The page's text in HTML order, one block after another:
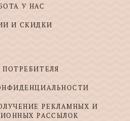
У НАС
И СКИДКИ
ПОТРЕБИТЕЛЯ
РЕКЛАМНЫХ И
РАССЫЛОК